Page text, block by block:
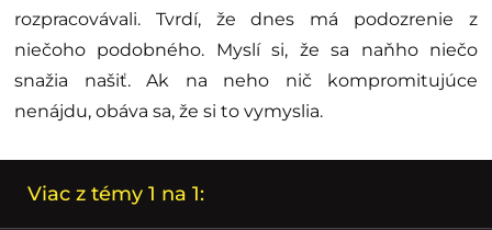
rozpracovávali. Tvrdí, že dnes má podozrenie z
niečoho podobného. Myslí si, že sa naňho niečo
snažia našiť. Ak na neho nič kompromitujúce
nenájdu, obáva sa, že si to vymyslia.
Viac z témy 1 na 1: